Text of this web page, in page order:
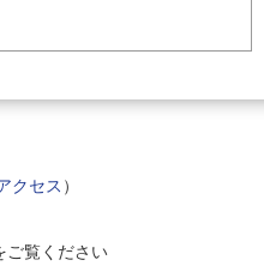
クセス ）
ご覧ください